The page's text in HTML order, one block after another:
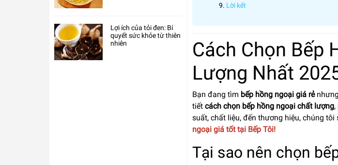
Lợi ích của tỏi đen: Bí
quyết sức khỏe từ thiên
nhiên
Lời kết
Cách Chọn Bếp
Lượng Nhất
Bạn đang tìm bếp hồng ngoại giá rẻ
tiết cách chọn bếp hồng ngoại chất lượng
suất, chất liệu, đến thương hiệu, chúng
ngoại giá tốttại Bếp Tôi!
Tại sao nên chọn